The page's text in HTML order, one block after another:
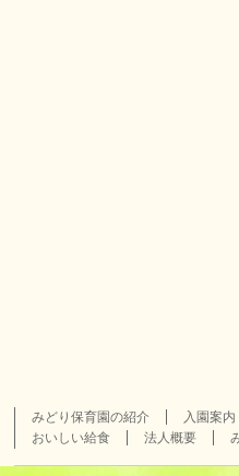
みどり保育園の紹介 入園案内
おいしい給食
法人概要